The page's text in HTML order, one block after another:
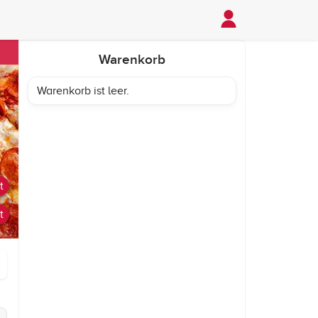
Warenkorb
Warenkorb ist leer.